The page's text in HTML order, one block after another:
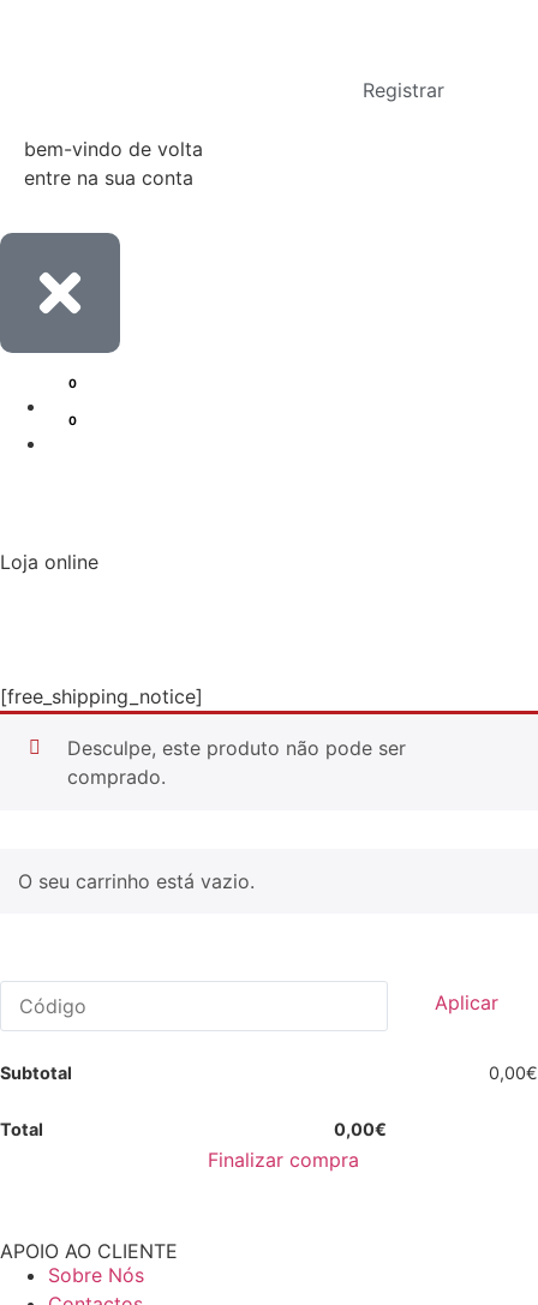
Registrar
bem-vindo de volta
entre na sua conta
Loja online
[free_shipping_notice]
Desculpe, este produto não pode ser
comprado.
O seu carrinho está vazio.
Aplicar
Subtotal 0,00€
Total 0,00€
Finalizar compra
APOIO AO CLIENTE
Sobre Nós